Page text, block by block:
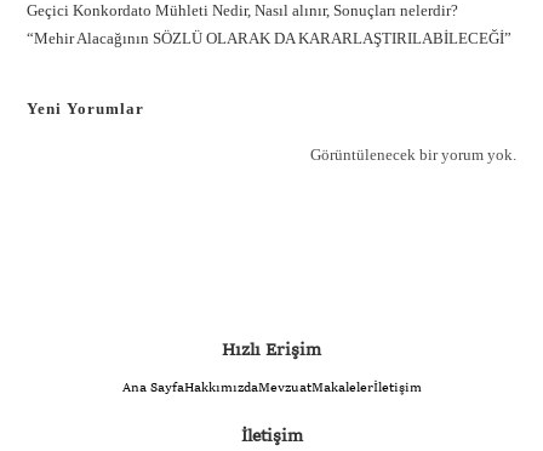
Geçici Konkordato Mühleti Nedir, Nasıl alınır, Sonuçları nelerdir?
“Mehir Alacağının SÖZLÜ OLARAK DA KARARLAŞTIRILABİLECEĞİ”
Yeni Yorumlar
Görüntülenecek bir yorum yok.
Hızlı Erişim
Ana SayfaHakkımızdaMevzuatMakalelerİletişim
İletişim